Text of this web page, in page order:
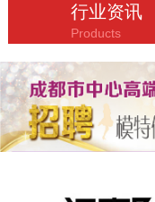
行业资讯
Products